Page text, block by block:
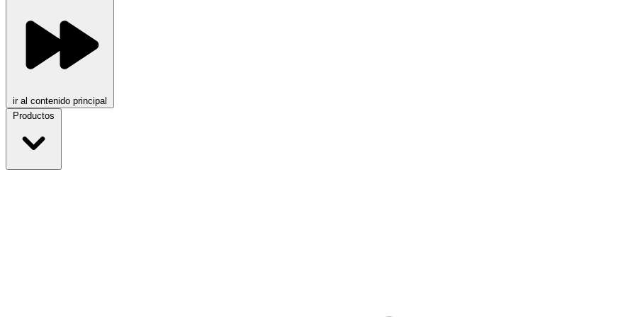
ir al contenido principal
Productos